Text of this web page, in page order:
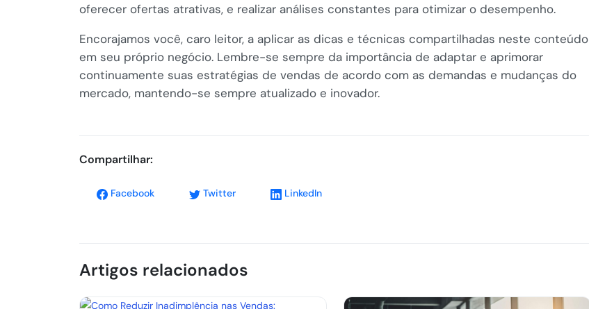
oferecer ofertas atrativas, e realizar análises constantes para otimizar o desempenho.
Encorajamos você, caro leitor, a aplicar as dicas e técnicas compartilhadas neste conteúdo
em seu próprio negócio. Lembre-se sempre da importância de adaptar e aprimorar
continuamente suas estratégias de vendas de acordo com as demandas e mudanças do
mercado, mantendo-se sempre atualizado e inovador.
Compartilhar:
Facebook Twitter LinkedIn
Artigos relacionados